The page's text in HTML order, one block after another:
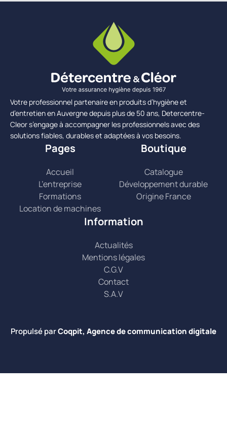
Votre professionnel partenaire en produits d’hygiène et
d’entretien en Auvergne depuis plus de 50 ans, Detercentre-
Cleor s’engage à accompagner les professionnels avec des
solutions fiables, durables et adaptées à vos besoins.
Pages
Accueil
L’entreprise
Formations
Location de machines
Boutique
Catalogue
Développement durable
Origine France
Information
Actualités
Mentions légales
C.G.V
Contact
S.A.V
Propulsé parCoqpit, Agence de communication digitale